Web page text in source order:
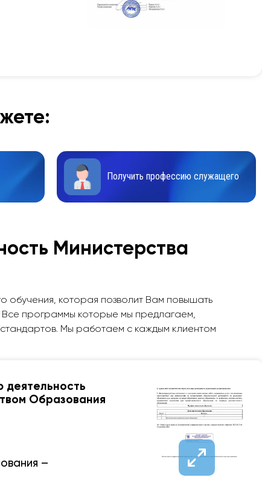
Получить профессию служащего
Министерства
обучения, которая позволит Вам повышать
Все программы которые мы предлагаем,
Мы работаем с каждым клиентом
Образования
–